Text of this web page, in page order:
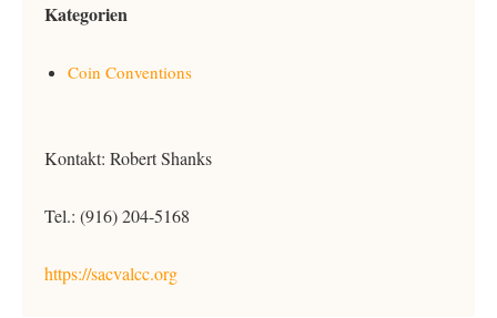
Kategorien
Coin Conventions
Kontakt: Robert Shanks
Tel.: (916) 204-5168
https://sacvalcc.org